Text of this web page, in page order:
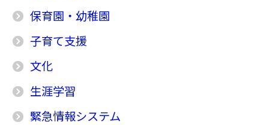
保育園・幼稚園
子育て支援
文化
生涯学習
緊急情報システム